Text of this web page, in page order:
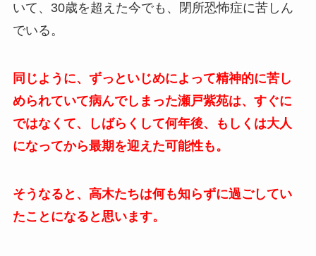
いて、30歳を超えた今でも、閉所恐怖症に苦しん
でいる。
同じように、ずっといじめによって精神的に苦し
められていて病んでしまった瀬戸紫苑は、すぐに
ではなくて、しばらくして何年後、もしくは大人
になってから最期を迎えた可能性も。
そうなると、高木たちは何も知らずに過ごしてい
たことになると思います。